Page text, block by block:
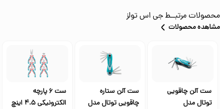
محصولات مرتبــطجی اس تولز
مشاهده محصولات
ست آلن چاقویی
توتال مدل
ست آلن ستاره
چاقویی توتال مدل
ست 6 پارچه
الکترونیکی 4.5 اینچ